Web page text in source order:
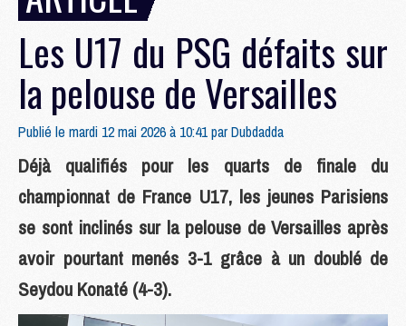
Les U17 du PSG défaits sur
la pelouse de Versailles
Publié le mardi 12 mai 2026 à 10:41 parDubdadda
Déjà qualifiés pour les quarts de finale du
championnat de France U17, les jeunes Parisiens
se sont inclinés sur la pelouse de Versailles après
avoir pourtant menés 3-1 grâce à un doublé de
Seydou Konaté (4-3).